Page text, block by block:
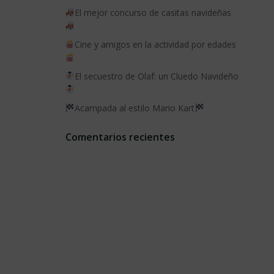
El mejor concurso de casitas navideñas
Cine y amigos en la actividad por edades
El secuestro de Olaf: un Cluedo Navideño
Acampada al estilo Mario Kart
Comentarios recientes